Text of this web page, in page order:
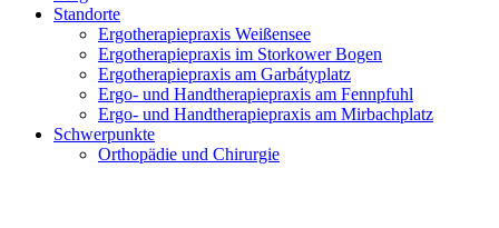
Standorte
Ergotherapiepraxis Weißensee
Ergotherapiepraxis im Storkower Bogen
Ergotherapiepraxis am Garbátyplatz
Ergo- und Handtherapiepraxis am Fennpfuhl
Ergo- und Handtherapiepraxis am Mirbachplatz
Schwerpunkte
Orthopädie und Chirurgie